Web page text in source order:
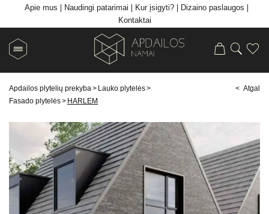
Apie mus Naudingi patarimai Kur įsigyti?
Dizaino paslaugos
Kontaktai
Apdailos plytelių prekyba > Lauko plytelės>
Fasado plytelės> HARLEM
< Atgal